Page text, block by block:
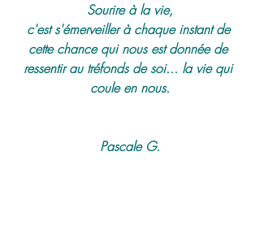
Sourire à la vie,
c'est s'émerveiller à chaque instant de
cette chance qui nous est donnée de
ressentir au tréfonds de soi... la vie qui
coule en nous.
Pascale G.